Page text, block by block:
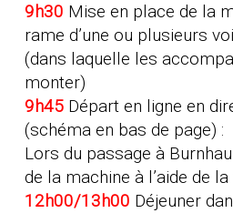
9h30 Mise en place de la
rame d’une ou plusieurs
(dans laquelle les
monter)
9h45Départ en ligne en
(schéma en bas de page) :
Lors du passage à
de la machine à l’aide de
12h00/13h00 Déjeuner